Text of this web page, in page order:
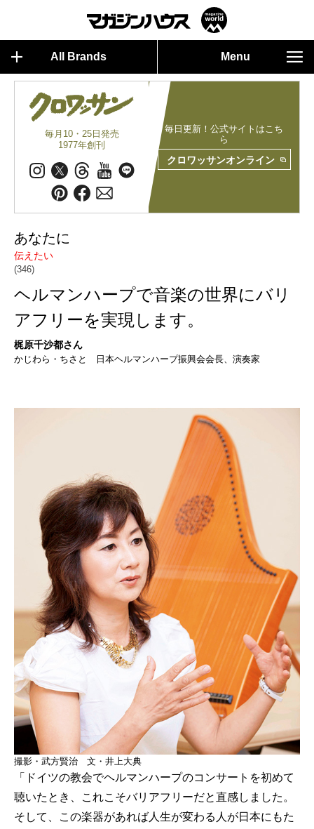
All Brands Menu
毎月10・25日発売
1977年創刊
毎日更新！公式サイトはこち
ら
クロワッサンオンライン
あなたに
伝えたい
(346)
ヘルマンハープで音楽の世界にバリ
アフリーを実現します。
梶原千沙都さん
かじわら・ちさと 日本ヘルマンハープ振興会会長、演奏家
撮影・武方賢治 文・井上大典
「ドイツの教会でヘルマンハープのコンサートを初めて
聴いたとき、これこそバリアフリーだと直感しました。
そして、この楽器があれば人生が変わる人が日本にもた